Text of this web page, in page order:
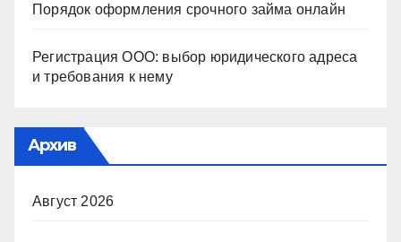
Порядок оформления срочного займа онлайн
Регистрация ООО: выбор юридического адреса
и требования к нему
Архив
Август 2026